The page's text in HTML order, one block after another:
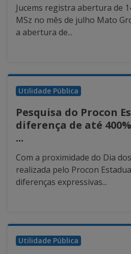
Jucems registra abertura de
MSz no mês de julho Mato
a abertura de...
Utilidade Pública
Pesquisa do Procon
diferença de até
...
Com a proximidade do Dia
realizada pelo Procon
diferenças expressivas...
Utilidade Pública